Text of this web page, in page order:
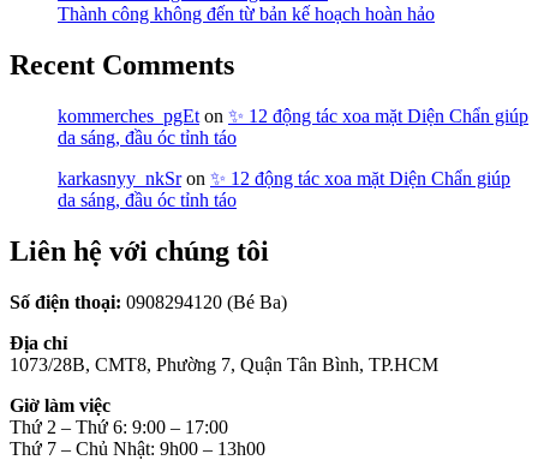
Thành công không đến từ bản kế hoạch hoàn hảo
Recent Comments
kommerches_pgEt on ✨ 12 động tác xoa mặt Diện Chẩn giúp
da sáng, đầu óc tỉnh táo
karkasnyy_nkSron ✨ 12 động tác xoa mặt Diện Chẩn giúp
da sáng, đầu óc tỉnh táo
Liên hệ với chúng tôi
Số điện thoại: 0908294120 (Bé Ba)
Địa chỉ
1073/28B, CMT8, Phường 7, Quận Tân Bình, TP.HCM
Giờ làm việc
Thứ 2 – Thứ 6: 9:00 – 17:00
Thứ 7 – Chủ Nhật: 9h00 – 13h00